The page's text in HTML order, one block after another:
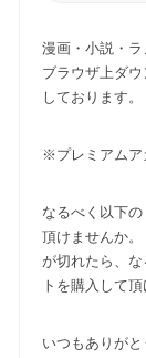
漫画・小説・
ブラウザ上ダ
しております。
※プレミアムア
なるべく以下
頂けませんか
が切れたら、
トを購入して頂
いつもありがと